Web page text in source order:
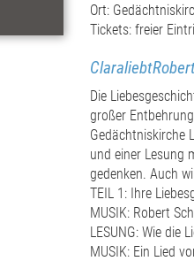
Ort:
Tickets: freier
Die
großer
Gedächtniskirche
und einer Lesung
gedenken. Auch
TEIL 1: Ihre
MUSIK: Robert
LESUNG: Wie die
MUSIK: Ein Lied